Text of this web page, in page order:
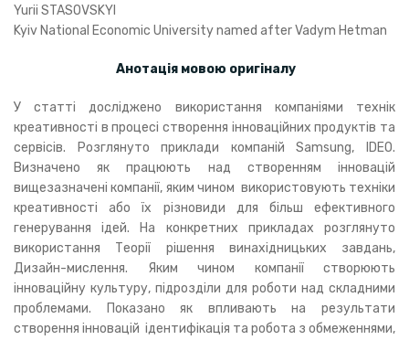
Yurii STASOVSKYI
Kyiv National Economic University named after Vadym Hetman
Анотація мовою оригіналу
У статті досліджено використання компаніями технік
креативності в процесі створення інноваційних продуктів та
сервісів. Розглянуто приклади компаній Samsung, IDEO.
Визначено як працюють над створенням інновацій
вищезазначені компанії, яким чином використовують техніки
креативності або їх різновиди для більш ефективного
генерування ідей. На конкретних прикладах розглянуто
використання Теорії рішення винахідницьких завдань,
Дизайн-мислення. Яким чином компанії створюють
інноваційну культуру, підрозділи для роботи над складними
проблемами. Показано як впливають на результати
створення інновацій ідентифікація та робота з обмеженнями,